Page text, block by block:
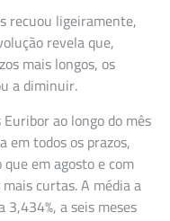
recuou ligeiramente,
revela que,
mais longos, os
a diminuir.
ao longo do mês
em todos os prazos,
em agosto e com
curtas. A média a
a seis meses